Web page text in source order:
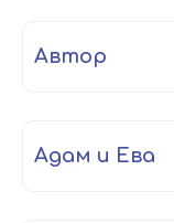
автор
Адам и Ева